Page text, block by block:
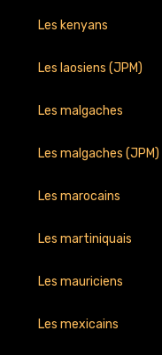
Les kenyans
Les laosiens (JPM)
Les malgaches
Les malgaches (JPM)
Les marocains
Les martiniquais
Les mauriciens
Les mexicains